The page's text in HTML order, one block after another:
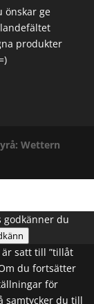
önskar ge
produkter
Wettern
godkänner du
satt till ”tillåt
du fortsätter
för
samtycker du till